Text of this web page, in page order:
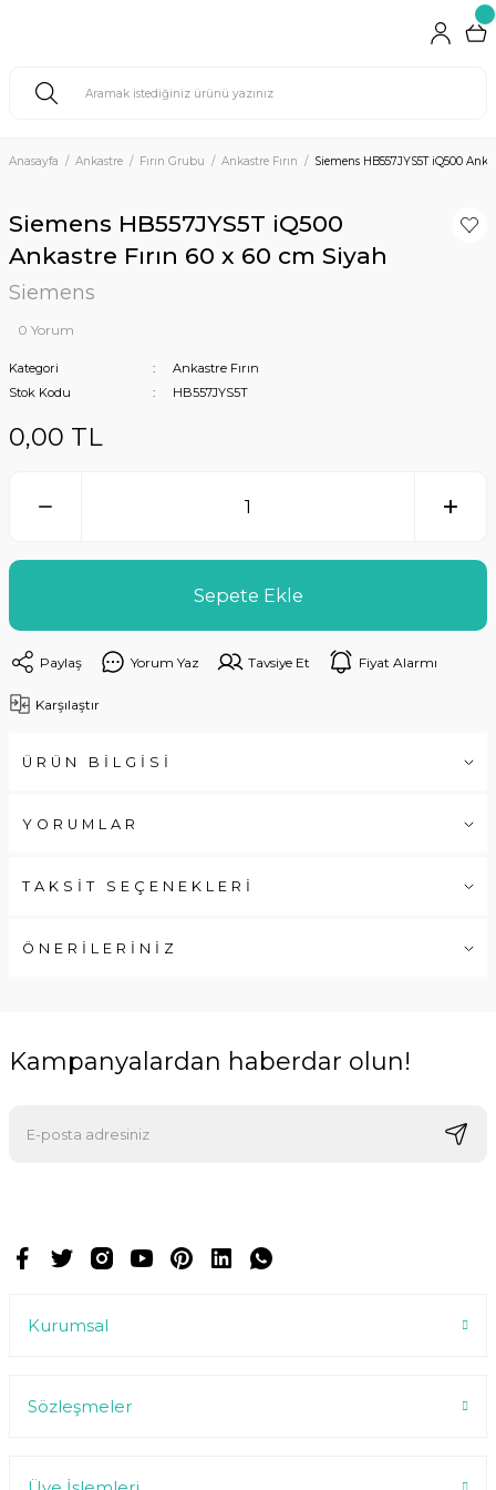
Anasayfa Ankastre Fırın Grubu Ankastre Fırın Siemens HB557JYS5T iQ500
Siemens HB557JYS5T iQ500
Ankastre Fırın 60 x 60 cm Siyah
Siemens
0 Yorum
Kategori
Ankastre Fırın
Stok Kodu
HB557JYS5T
0,00 TL
Sepete Ekle
Paylaş Yorum Yaz Tavsiye Et Fiyat Alarmı
Karşılaştır
ÜRÜN BİLGİSİ
YORUMLAR
TAKSİT SEÇENEKLERİ
ÖNERİLERİNİZ
Kampanyalardan haberdar olun!
Kurumsal
Sözleşmeler